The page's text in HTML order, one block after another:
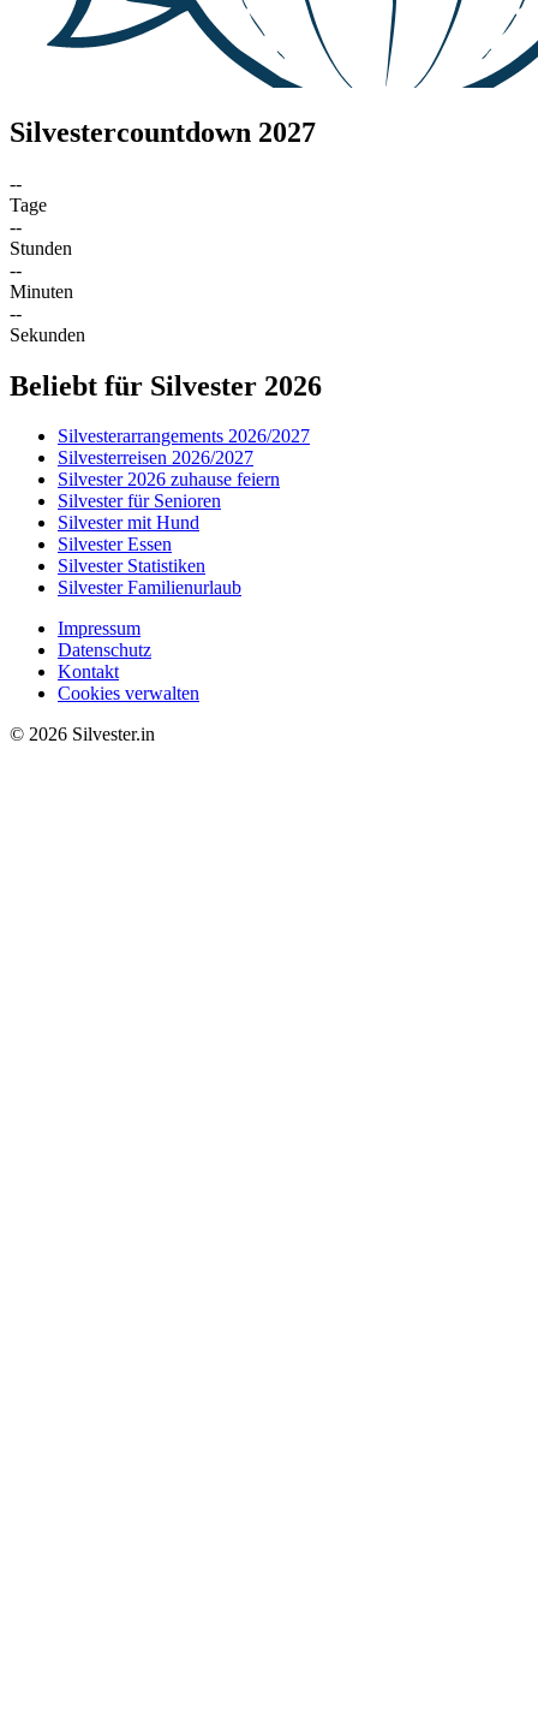
Silvestercountdown 2027
--
Tage
--
Stunden
--
Minuten
--
Sekunden
Beliebt für Silvester 2026
Silvesterarrangements 2026/2027
Silvesterreisen 2026/2027
Silvester 2026 zuhause feiern
Silvester für Senioren
Silvester mit Hund
Silvester Essen
Silvester Statistiken
Silvester Familienurlaub
Impressum
Datenschutz
Kontakt
Cookies verwalten
© 2026 Silvester.in